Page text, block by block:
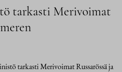
tarkasti Merivoimat
tarkasti Merivoimat Russarössä ja